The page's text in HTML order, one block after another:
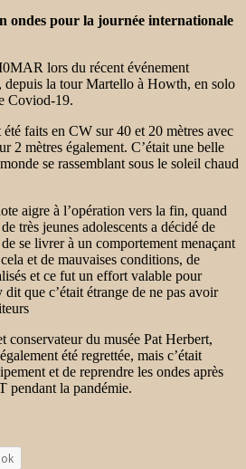
ondes pour la journée internationale
lors du récent événement
la tour Martello à Howth, en solo
Coviod-19.
faits en CW sur 40 et 20 mètres avec
2 mètres également. C’était une belle
se rassemblant sous le soleil chaud
aigre à l’opération vers la fin, quand
très jeunes adolescents a décidé de
se livrer à un comportement menaçant
et de mauvaises conditions, de
et ce fut un effort valable pour
que c’était étrange de ne pas avoir
conservateur du musée Pat Herbert,
été regrettée, mais c’était
et de reprendre les ondes après
pendant la pandémie.